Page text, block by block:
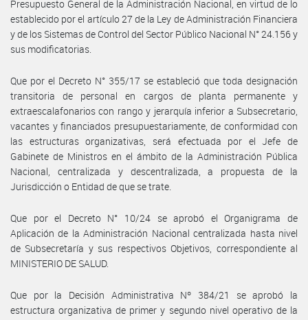
Presupuesto General de la Administración Nacional, en virtud de lo
establecido por el artículo 27 de la Ley de Administración Financiera
y de los Sistemas de Control del Sector Público Nacional N° 24.156 y
sus modificatorias.
Que por el Decreto N° 355/17 se estableció que toda designación
transitoria de personal en cargos de planta permanente y
extraescalafonarios con rango y jerarquía inferior a Subsecretario,
vacantes y financiados presupuestariamente, de conformidad con
las estructuras organizativas, será efectuada por el Jefe de
Gabinete de Ministros en el ámbito de la Administración Pública
Nacional, centralizada y descentralizada, a propuesta de la
Jurisdicción o Entidad de que se trate.
Que por el Decreto N° 10/24 se aprobó el Organigrama de
Aplicación de la Administración Nacional centralizada hasta nivel
de Subsecretaría y sus respectivos Objetivos, correspondiente al
MINISTERIO DE SALUD.
Que por la Decisión Administrativa Nº 384/21 se aprobó la
estructura organizativa de primer y segundo nivel operativo de la